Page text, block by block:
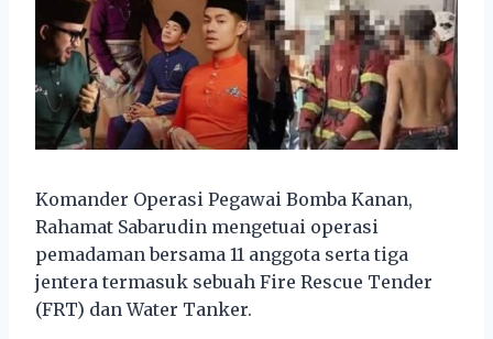
Komander Operasi Pegawai Bomba Kanan,
Rahamat Sabarudin mengetuai operasi
pemadaman bersama 11 anggota serta tiga
jentera termasuk sebuah Fire Rescue Tender
(FRT) dan Water Tanker.